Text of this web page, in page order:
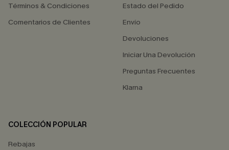
Términos & Condiciones
Comentarios de Clientes
Estado del Pedido
Envío
Devoluciones
Iniciar Una Devolución
Preguntas Frecuentes
Klarna
COLECCIÓN POPULAR
Rebajas